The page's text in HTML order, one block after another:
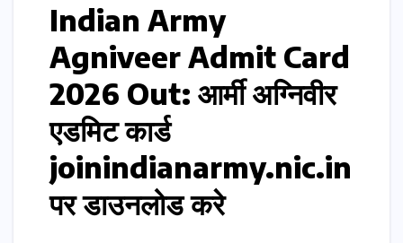
Indian Army
Agniveer Admit Card
2026 Out: आर्मी अग्निवीर
एडमिट कार्ड
joinindianarmy.nic.in
पर डाउनलोड करे